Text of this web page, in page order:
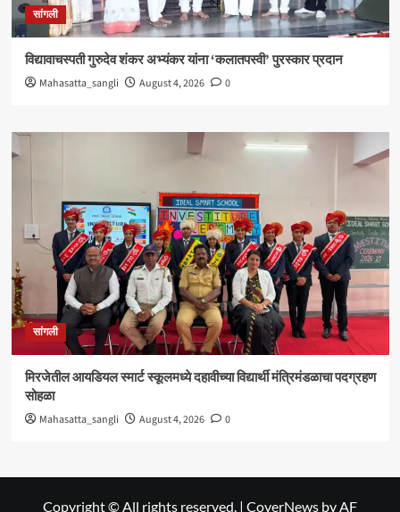
सांगली
विद्यावाचस्पती गुरुदेव शंकर अभ्यंकर यांना ‘कलातपस्वी’ पुरस्कार प्रदान
Mahasatta_sangli August 4, 2026 0
सांगली
मिरजेतील आयडियल स्मार्ट स्कूलमध्ये दहावीच्या विद्यार्थी मंत्रिमंडळाचा पदग्रहण
सोहळा
Mahasatta_sangli August 4, 2026 0
Copyright © All rights reserved. | CoverNews by AF